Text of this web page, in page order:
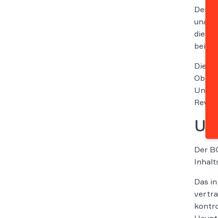
Der
diese
bei
Die
Der
Das